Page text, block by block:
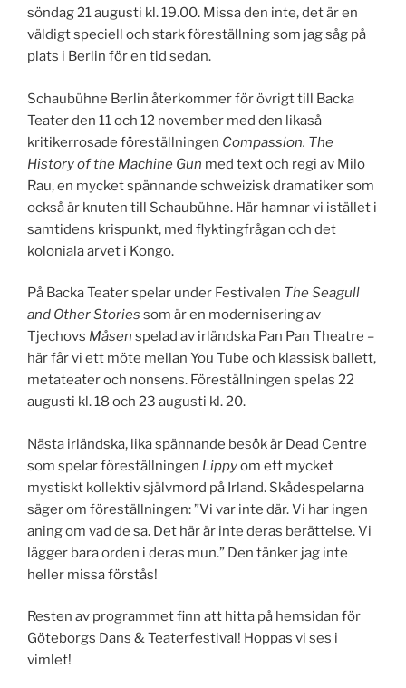
söndag 21 augusti kl. 19.00. Missa den inte, det är en
väldigt speciell och stark föreställning som jag såg på
plats i Berlin för en tid sedan.
Schaubühne Berlin återkommer för övrigt till Backa
Teater den 11 och 12 november med den likaså
kritikerrosade föreställningen Compassion. The
History of the Machine Gun med text och regi av Milo
Rau, en mycket spännande schweizisk dramatiker som
också är knuten till Schaubühne. Här hamnar vi istället i
samtidens krispunkt, med flyktingfrågan och det
koloniala arvet i Kongo.
På Backa Teater spelar under Festivalen The Seagull
and Other Stories som är en modernisering av
Tjechovs Måsen spelad av irländska Pan Pan Theatre –
här får vi ett möte mellan You Tube och klassisk ballett,
metateater och nonsens. Föreställningen spelas 22
augusti kl. 18 och 23 augusti kl. 20.
Nästa irländska, lika spännande besök är Dead Centre
som spelar föreställningen Lippyom ett mycket
mystiskt kollektiv självmord på Irland. Skådespelarna
säger om föreställningen: ”Vi var inte där. Vi har ingen
aning om vad de sa. Det här är inte deras berättelse. Vi
lägger bara orden i deras mun.” Den tänker jag inte
heller missa förstås!
Resten av programmet finn att hitta på hemsidan för
Göteborgs Dans & Teaterfestival! Hoppas vi ses i
vimlet!